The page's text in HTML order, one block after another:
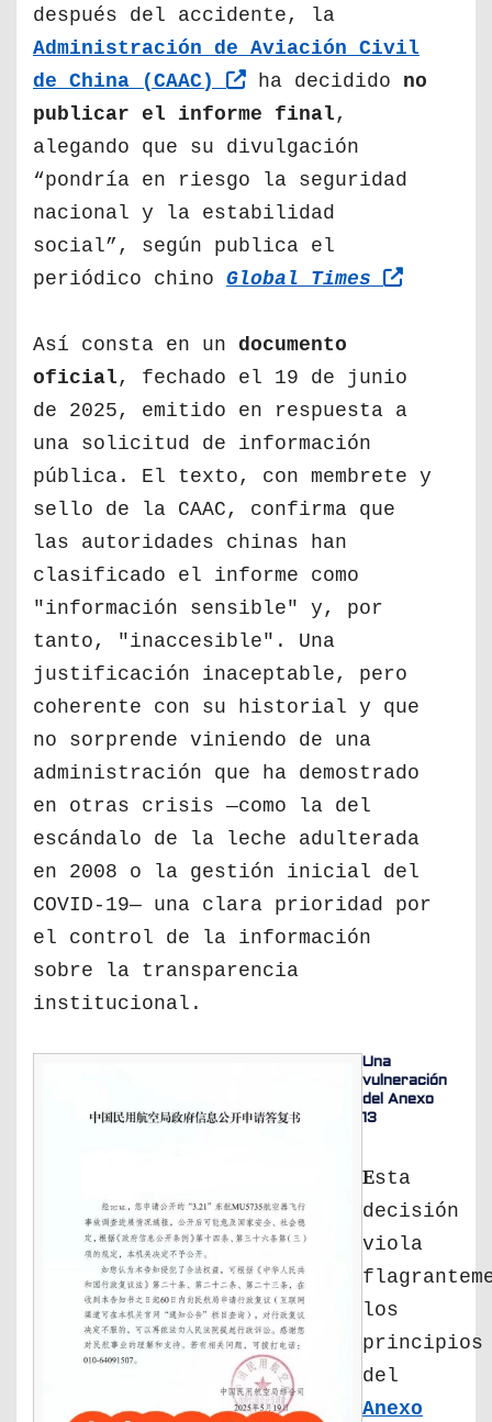
después del accidente, la
Administración de Aviación Civil
de China (CAAC)
ha decidido no
publicar el informe final ,
alegando que su divulgación
“pondría en riesgo la seguridad
nacional y la estabilidad
social”, según publica el
periódico chino Global Times
Así consta en un documento
oficial , fechado el 19 de junio
de 2025, emitido en respuesta a
una solicitud de información
pública. El texto, con membrete y
sello de la CAAC, confirma que
las autoridades chinas han
clasificado el informe como
"información sensible" y, por
tanto, "inaccesible". Una
justificación inaceptable, pero
coherente con su historial y que
no sorprende viniendo de una
administración que ha demostrado
en otras crisis —como la del
escándalo de la leche adulterada
en 2008 o la gestión inicial del
COVID-19— una clara prioridad por
el control de la información
sobre la transparencia
institucional.
Una
vulneración
del Anexo
13
Esta
decisión
viola
los
principios
del
Anexo